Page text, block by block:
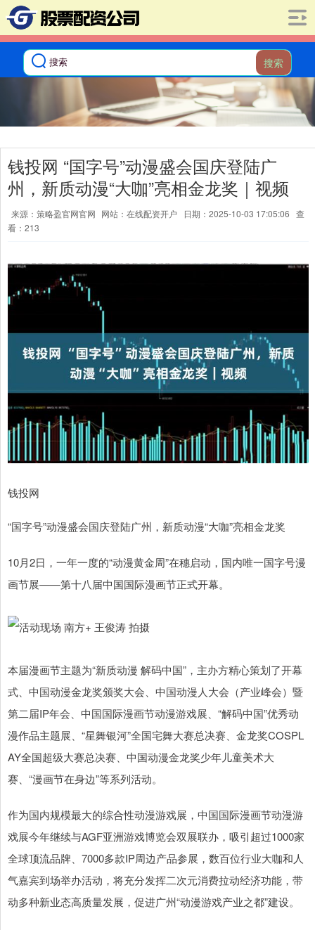
搜索
钱投网 “国字号”动漫盛会国庆登陆广
州，新质动漫“大咖”亮相金龙奖｜视频
来源：策略盈官网官网 网站：在线配资开户 日期：2025-10-03 17:05:06 查
看：213
钱投网
“国字号”动漫盛会国庆登陆广州，新质动漫“大咖”亮相金龙奖
10月2日，一年一度的“动漫黄金周”在穗启动，国内唯一国字号漫
画节展——第十八届中国国际漫画节正式开幕。
本届漫画节主题为“新质动漫 解码中国”，主办方精心策划了开幕
式、中国动漫金龙奖颁奖大会、中国动漫人大会（产业峰会）暨
第二届IP年会、中国国际漫画节动漫游戏展、“解码中国”优秀动
漫作品主题展、“星舞银河”全国宅舞大赛总决赛、金龙奖COSPL
AY全国超级大赛总决赛、中国动漫金龙奖少年儿童美术大
赛、“漫画节在身边”等系列活动。
作为国内规模最大的综合性动漫游戏展，中国国际漫画节动漫游
戏展今年继续与AGF亚洲游戏博览会双展联办，吸引超过1000家
全球顶流品牌、7000多款IP周边产品参展，数百位行业大咖和人
气嘉宾到场举办活动，将充分发挥二次元消费拉动经济功能，带
动多种新业态高质量发展，促进广州“动漫游戏产业之都”建设。